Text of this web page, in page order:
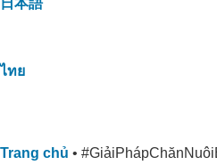
日本語
ไทย
Trang chủ •